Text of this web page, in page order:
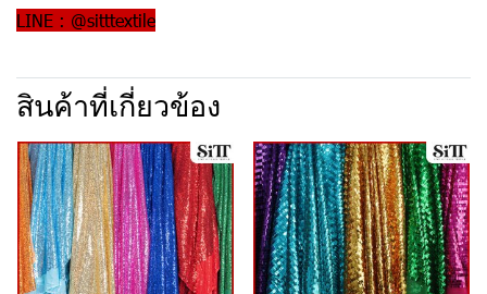
LINE : @sitttextile
สินค้าที่เกี่ยวข้อง